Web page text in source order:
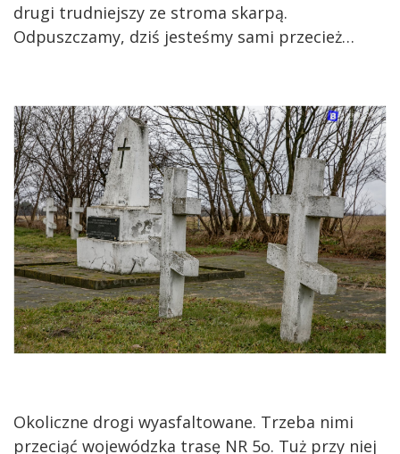
drugi trudniejszy ze stroma skarpą.
Odpuszczamy, dziś jesteśmy sami przecież…
Okoliczne drogi wyasfaltowane. Trzeba nimi
przeciąć wojewódzka trasę NR 5o. Tuż przy niej